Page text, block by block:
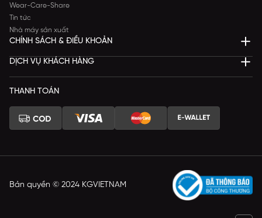
Wear-Care-Share
Tin tức
Nhà máy sản xuất
CHÍNH SÁCH & ĐIỀU KHOẢN
DỊCH VỤ KHÁCH HÀNG
THANH TOÁN
Bản quyền © 2024 KGVIETNAM